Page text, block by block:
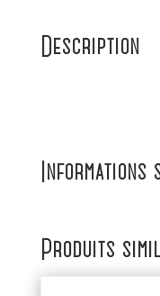
Description
Informations
Produits